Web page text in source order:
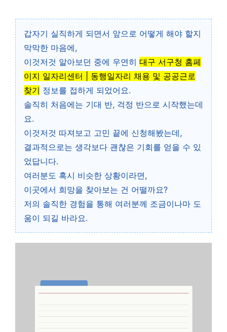
갑자기 실직하게 되면서 앞으로 어떻게 해야 할지
막막한 마음에,
이것저것 알아보던 중에 우연히 대구 서구청 홈페
이지 일자리센터 | 동행일자리 채용 및 공공근로
찾기 정보를 접하게 되었어요.
솔직히 처음에는 기대 반, 걱정 반으로 시작했는데
요.
이것저것 따져보고 고민 끝에 신청해봤는데,
결과적으로는 생각보다 괜찮은 기회를 얻을 수 있
었답니다.
여러분도 혹시 비슷한 상황이라면,
이곳에서 희망을 찾아보는 건 어떨까요?
저의 솔직한 경험을 통해 여러분께 조금이나마 도
움이 되길 바라요.